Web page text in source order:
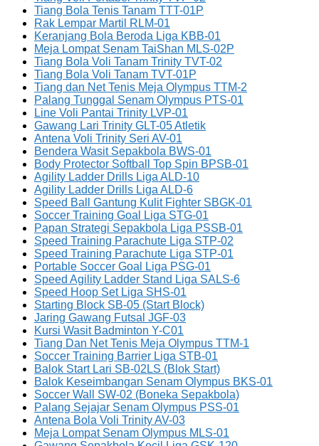
Tiang Bola Tenis Tanam TTT-01P
Rak Lempar Martil RLM-01
Keranjang Bola Beroda Liga KBB-01
Meja Lompat Senam TaiShan MLS-02P
Tiang Bola Voli Tanam Trinity TVT-02
Tiang Bola Voli Tanam TVT-01P
Tiang dan Net Tenis Meja Olympus TTM-2
Palang Tunggal Senam Olympus PTS-01
Line Voli Pantai Trinity LVP-01
Gawang Lari Trinity GLT-05 Atletik
Antena Voli Trinity Seri AV-01
Bendera Wasit Sepakbola BWS-01
Body Protector Softball Top Spin BPSB-01
Agility Ladder Drills Liga ALD-10
Agility Ladder Drills Liga ALD-6
Speed Ball Gantung Kulit Fighter SBGK-01
Soccer Training Goal Liga STG-01
Papan Strategi Sepakbola Liga PSSB-01
Speed Training Parachute Liga STP-02
Speed Training Parachute Liga STP-01
Portable Soccer Goal Liga PSG-01
Speed Agility Ladder Stand Liga SALS-6
Speed Hoop Set Liga SHS-01
Starting Block SB-05 (Start Block)
Jaring Gawang Futsal JGF-03
Kursi Wasit Badminton Y-C01
Tiang Dan Net Tenis Meja Olympus TTM-1
Soccer Training Barrier Liga STB-01
Balok Start Lari SB-02LS (Blok Start)
Balok Keseimbangan Senam Olympus BKS-01
Soccer Wall SW-02 (Boneka Sepakbola)
Palang Sejajar Senam Olympus PSS-01
Antena Bola Voli Trinity AV-03
Meja Lompat Senam Olympus MLS-01